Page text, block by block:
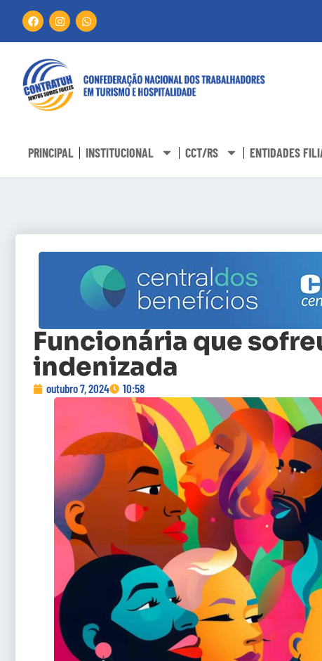
PRINCIPAL INSTITUCIONAL CCT/RS ENTIDADES
Funcionária que
indenizada
outubro 7, 2024 10:58